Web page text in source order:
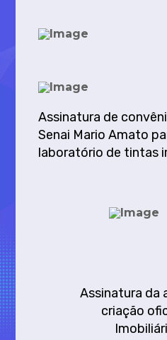
Assinatura de
Senai Mario Amato
laboratório de tintas
Assinatura da
criação